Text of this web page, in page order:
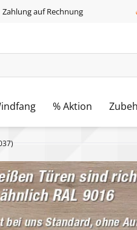
Zahlung auf Rechnung
% Aktion